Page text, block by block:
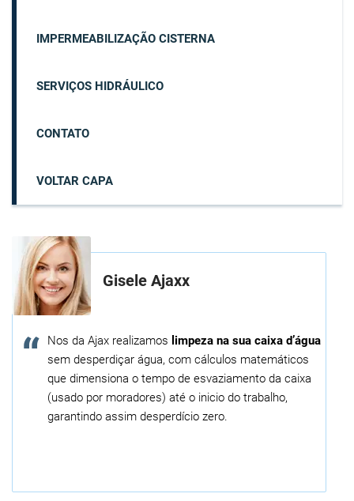
IMPERMEABILIZAÇÃO CISTERNA
SERVIÇOS HIDRÁULICO
CONTATO
VOLTAR CAPA
Gisele Ajaxx
Nos da Ajax realizamos limpeza na sua caixa d’água
sem desperdiçar água, com cálculos matemáticos
que dimensiona o tempo de esvaziamento da caixa
(usado por moradores) até o inicio do trabalho,
garantindo assim desperdício zero.